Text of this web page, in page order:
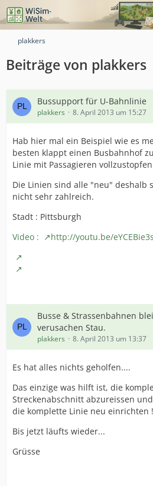
plakkers
Beiträge von plakkers
Bussupport für U-Bahnlinie
plakkers 8. April 2013 um 15:27
Hab hier mal ein Beispiel wie es
besten klappt einen Busbahnhof
Linie mit Passagieren
Die Linien sind alle "neu" deshalb
nicht sehr zahlreich.
Stadt : Pittsburgh
Video :
http://youtu.be/
Busse & Strassenbahnen
verusachen Stau.
plakkers 8. April 2013 um 13:37
Es hat alles nichts geholfen....
Das einzige was hilft ist, die
Streckenabschnitt abzureissen
die komplette Linie neu einrichten !
Bis jetzt läufts wieder...
Grüsse